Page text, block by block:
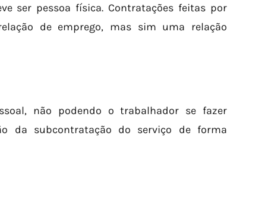
ser pessoa física. Contratações feitas por
de emprego, mas sim uma relação
não podendo o trabalhador se fazer
da subcontratação do serviço de forma